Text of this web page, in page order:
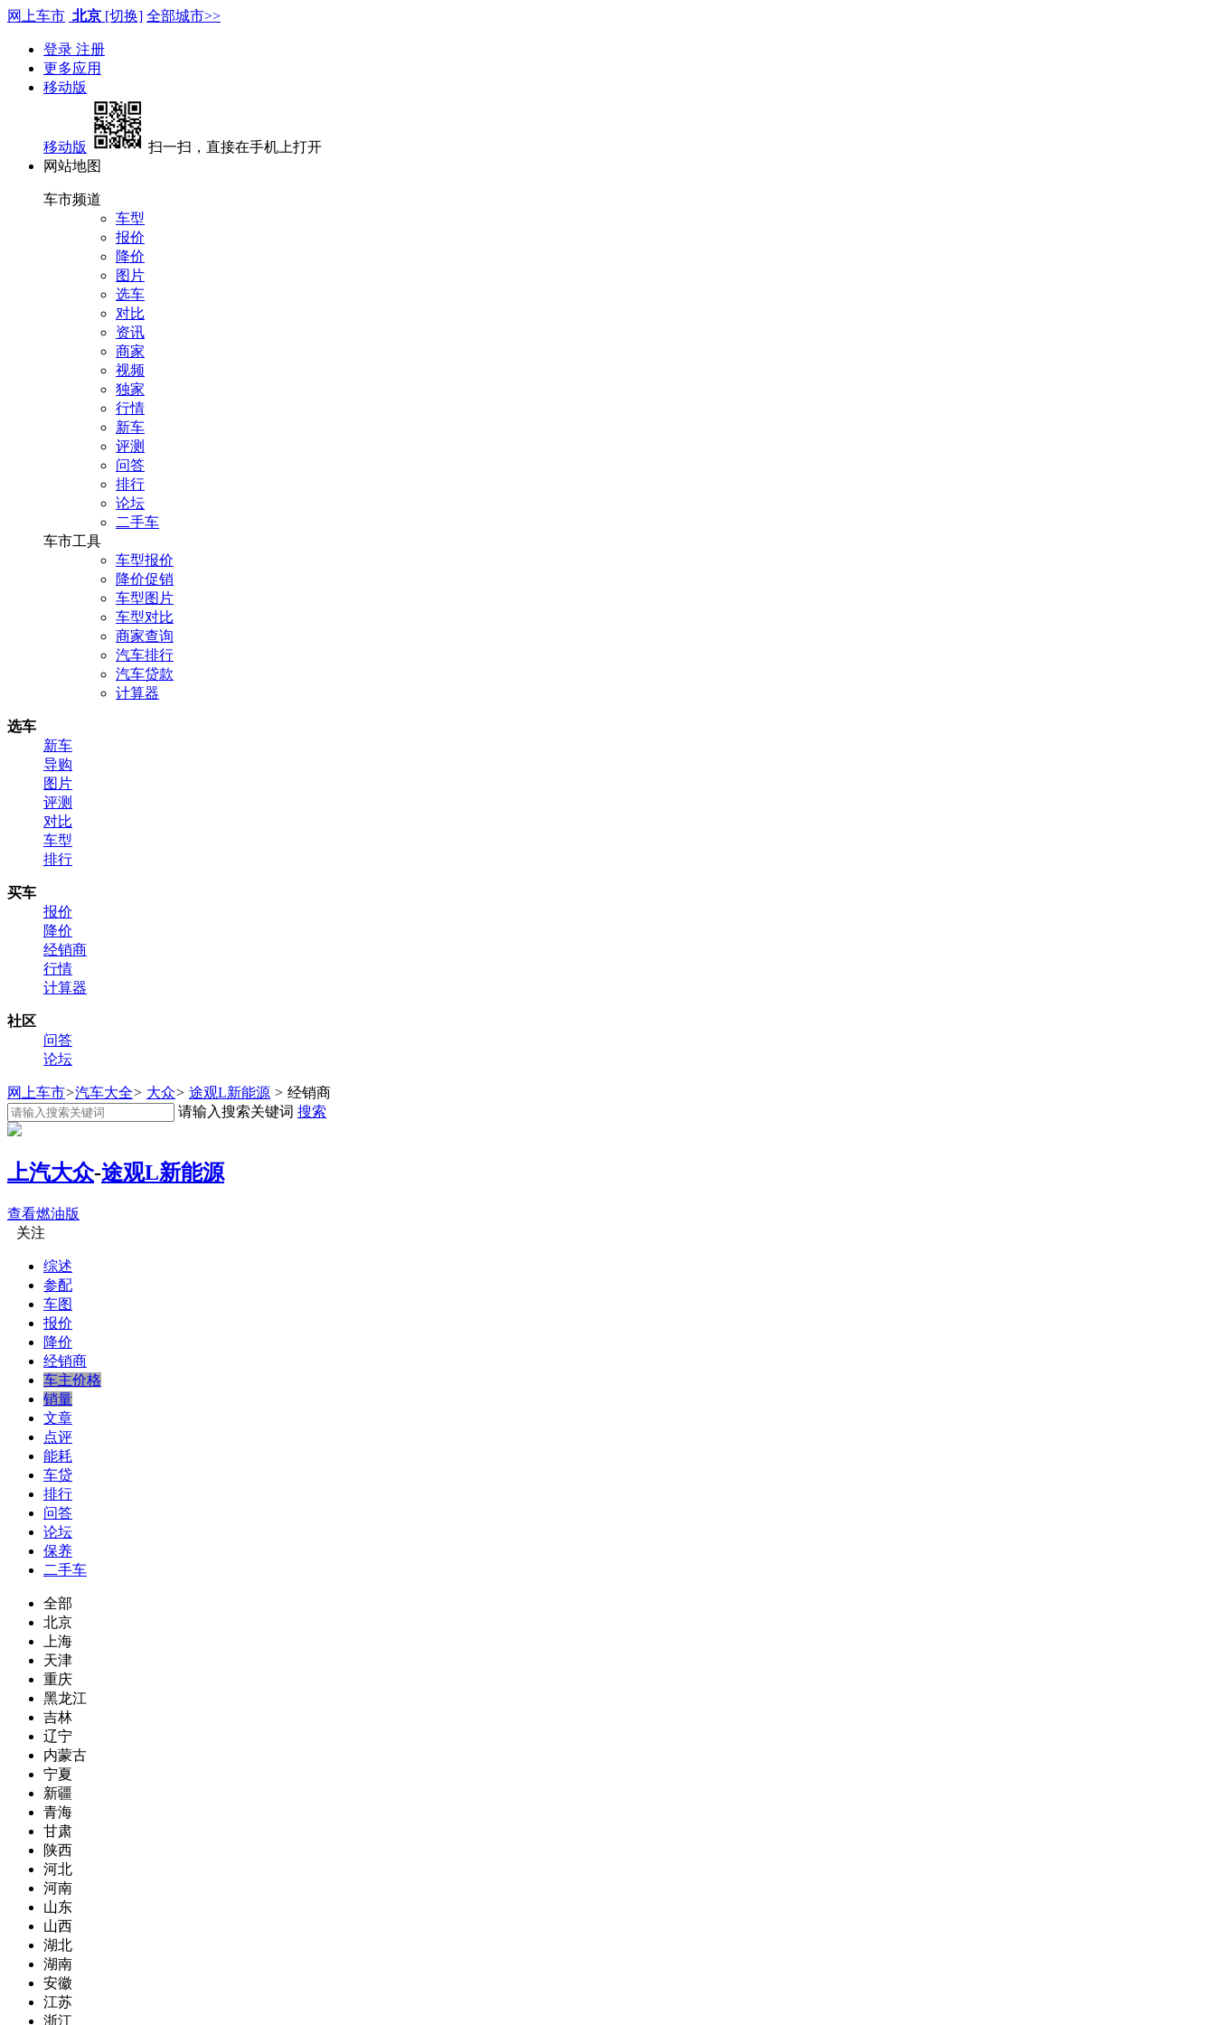
网上车市 北京 [切换] 全部城市>>
登录 注册
更多应用
移动版
移动版
扫一扫，直接在手机上打开
网站地图
车市频道
车型
报价
降价
图片
选车
对比
资讯
商家
视频
独家
行情
新车
评测
问答
排行
论坛
二手车
车市工具
车型报价
降价促销
车型图片
车型对比
商家查询
汽车排行
汽车贷款
计算器
选车
新车
导购
图片
评测
对比
车型
排行
买车
报价
降价
经销商
行情
计算器
社区
问答
论坛
网上车市>汽车大全> 大众> 途观L新能源 > 经销商
请输入搜索关键词 搜索
上汽大众-途观L新能源
查看燃油版
关注
综述
参配
车图
报价
降价
经销商
车主价格
销量
文章
点评
能耗
车贷
排行
问答
论坛
保养
二手车
全部
北京
上海
天津
重庆
黑龙江
吉林
辽宁
内蒙古
宁夏
新疆
青海
甘肃
陕西
河北
河南
山东
山西
湖北
湖南
安徽
江苏
浙江